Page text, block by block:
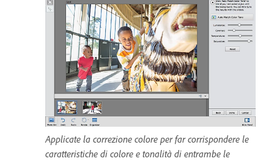
Applicate la correzione colore per far corrispondere le
caratteristiche di colore e tonalità di entrambe le